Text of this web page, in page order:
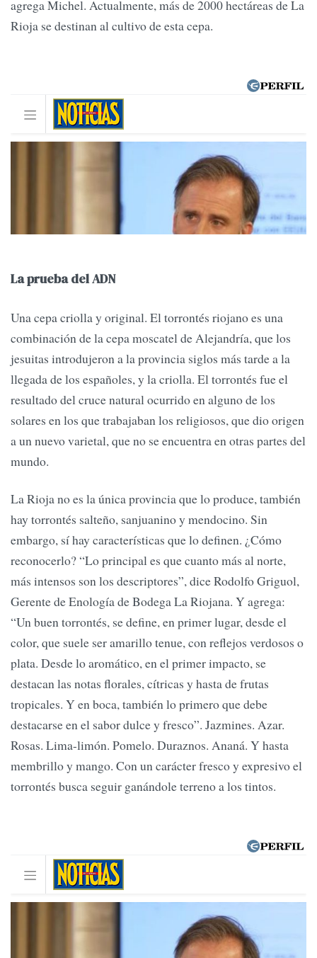
agrega Michel. Actualmente, más de 2000 hectáreas de La
Rioja se destinan al cultivo de esta cepa.
La prueba del ADN
Una cepa criolla y original. El torrontés riojano es una
combinación de la cepa moscatel de Alejandría, que los
jesuitas introdujeron a la provincia siglos más tarde a la
llegada de los españoles, y la criolla. El torrontés fue el
resultado del cruce natural ocurrido en alguno de los
solares en los que trabajaban los religiosos, que dio origen
a un nuevo varietal, que no se encuentra en otras partes del
mundo.
La Rioja no es la única provincia que lo produce, también
hay torrontés salteño, sanjuanino y mendocino. Sin
embargo, sí hay características que lo definen. ¿Cómo
reconocerlo? “Lo principal es que cuanto más al norte,
más intensos son los descriptores”, dice Rodolfo Griguol,
Gerente de Enología de Bodega La Riojana. Y agrega:
“Un buen torrontés, se define, en primer lugar, desde el
color, que suele ser amarillo tenue, con reflejos verdosos o
plata. Desde lo aromático, en el primer impacto, se
destacan las notas florales, cítricas y hasta de frutas
tropicales. Y en boca, también lo primero que debe
destacarse en el sabor dulce y fresco”. Jazmines. Azar.
Rosas. Lima-limón. Pomelo. Duraznos. Ananá. Y hasta
membrillo y mango. Con un carácter fresco y expresivo el
torrontés busca seguir ganándole terreno a los tintos.